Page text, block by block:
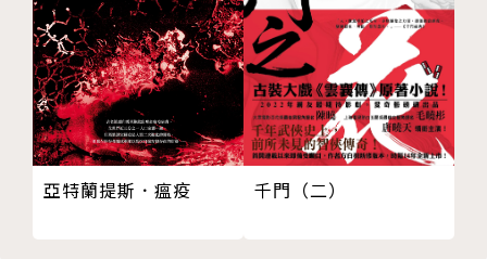
一
二
三
四
五
六
亞特蘭提斯．瘟疫 千門（二）